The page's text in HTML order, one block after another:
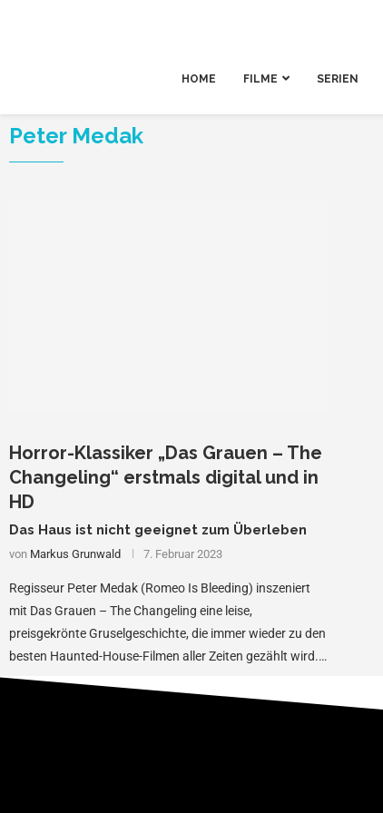
HOME FILME SERIEN
Peter Medak
Horror-Klassiker „Das Grauen – The
Changeling“ erstmals digital und in
HD
Das Haus ist nicht geeignet zum Überleben
von Markus Grunwald 7. Februar 2023
Regisseur Peter Medak (Romeo Is Bleeding) inszeniert
mit Das Grauen – The Changeling eine leise,
preisgekrönte Gruselgeschichte, die immer wieder zu den
besten Haunted-House-Filmen aller Zeiten gezählt wird.
Für Regisseure …